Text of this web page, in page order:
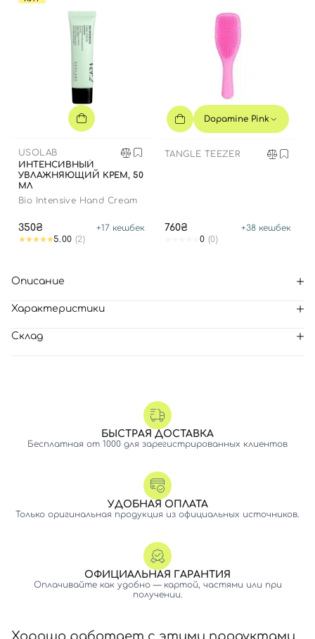
USOLAB
ИНТЕНСИВНЫЙ
УВЛАЖНЯЮЩИЙ КРЕМ, 50
МЛ
Bio Intensive Hand Cream
350₴ +17 кешбек
5.00 (2)
Dopamine Pink
TANGLE TEEZER
760₴ +38 кешбек
0 (0)
Описание
Характеристики
Склад
БЫСТРАЯ ДОСТАВКА
Бесплатная от 1000 для зарегистрированных клиентов
УДОБНАЯ ОПЛАТА
Только оригинальная продукция из официальных источников.
ОФИЦИАЛЬНАЯ ГАРАНТИЯ
Оплачивайте как удобно — картой, частями или при
получении.
Хорошо работает с этими продуктами
Вход Регистрация
Номер телефона